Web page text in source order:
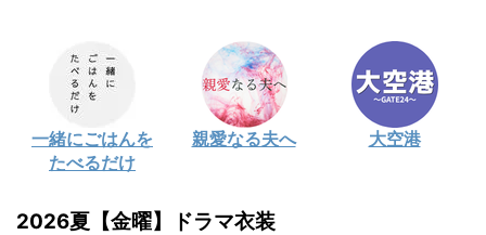
一緒にごはんを
たべるだけ
親愛なる夫へ 大空港
2026夏【金曜】ドラマ衣装